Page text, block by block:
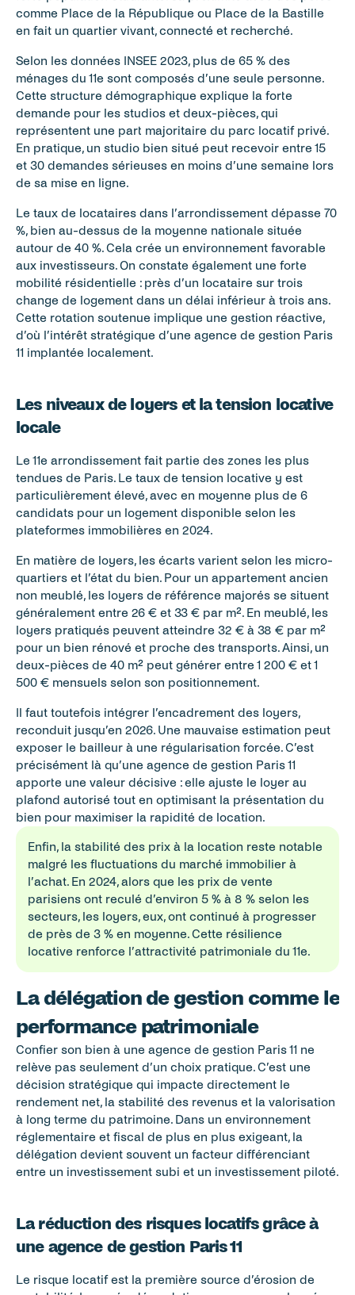
comme Place de la République ou Place de la Bastille
en fait un quartier vivant, connecté et recherché.
Selon les données INSEE 2023, plus de 65 % des
ménages du 11e sont composés d’une seule personne.
Cette structure démographique explique la forte
demande pour les studios et deux-pièces, qui
représentent une part majoritaire du parc locatif privé.
En pratique, un studio bien situé peut recevoir entre 15
et 30 demandes sérieuses en moins d’une semaine lors
de sa mise en ligne.
Le taux de locataires dans l’arrondissement dépasse 70
%, bien au-dessus de la moyenne nationale située
autour de 40 %. Cela crée un environnement favorable
aux investisseurs. On constate également une forte
mobilité résidentielle : près d’un locataire sur trois
change de logement dans un délai inférieur à trois ans.
Cette rotation soutenue implique une gestion réactive,
d’où l’intérêt stratégique d’une agence de gestion Paris
11 implantée localement.
Les niveaux de loyers et la tension locative
locale
Le 11e arrondissement fait partie des zones les plus
tendues de Paris. Le taux de tension locative y est
particulièrement élevé, avec en moyenne plus de 6
candidats pour un logement disponible selon les
plateformes immobilières en 2024.
En matière de loyers, les écarts varient selon les micro-
quartiers et l’état du bien. Pour un appartement ancien
non meublé, les loyers de référence majorés se situent
généralement entre 26 € et 33 € par m². En meublé, les
loyers pratiqués peuvent atteindre 32 € à 38 € par m²
pour un bien rénové et proche des transports. Ainsi, un
deux-pièces de 40 m² peut générer entre 1 200 € et 1
500 € mensuels selon son positionnement.
Il faut toutefois intégrer l’encadrement des loyers,
reconduit jusqu’en 2026. Une mauvaise estimation peut
exposer le bailleur à une régularisation forcée. C’est
précisément là qu’une agence de gestion Paris 11
apporte une valeur décisive : elle ajuste le loyer au
plafond autorisé tout en optimisant la présentation du
bien pour maximiser la rapidité de location.
Enfin, la stabilité des prix à la location reste notable
malgré les fluctuations du marché immobilier à
l’achat. En 2024, alors que les prix de vente
parisiens ont reculé d’environ 5 % à 8 % selon les
secteurs, les loyers, eux, ont continué à progresser
de près de 3 % en moyenne. Cette résilience
locative renforce l’attractivité patrimoniale du 11e.
La délégation de gestion comme
performance patrimoniale
Confier son bien à une agence de gestion Paris 11 ne
relève pas seulement d’un choix pratique. C’est une
décision stratégique qui impacte directement le
rendement net, la stabilité des revenus et la valorisation
à long terme du patrimoine. Dans un environnement
réglementaire et fiscal de plus en plus exigeant, la
délégation devient souvent un facteur différenciant
entre un investissement subi et un investissement piloté.
La réduction des risques locatifs grâce à
une agence de gestion Paris 11
Le risque locatif est la première source d’érosion de